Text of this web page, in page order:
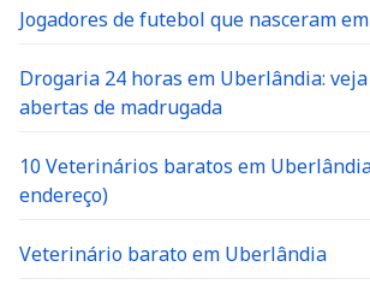
Jogadores de futebol que nasceram
Drogaria 24 horas em Uberlândia:
abertas de madrugada
10 Veterinários baratos em
endereço)
Veterinário barato em Uberlândia